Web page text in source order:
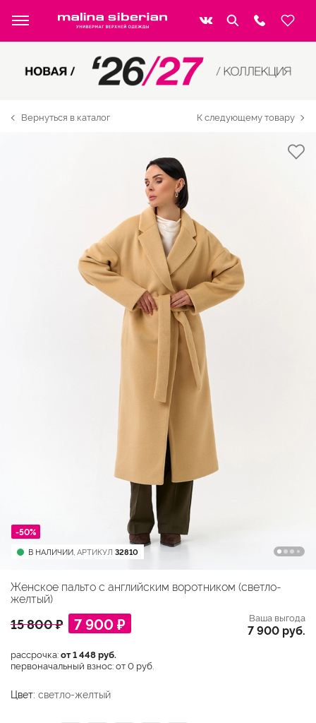
Вернуться в каталог К следующему товару
-50%
В НАЛИЧИИ, АРТИКУЛ 32810
Женское пальто с английским воротником (светло-
желтый)
15 800 ₽ 7 900 ₽ Ваша выгода
7 900 руб.
рассрочка:от 1 448 руб.
первоначальный взнос: от 0 руб.
Цвет: светло-желтый